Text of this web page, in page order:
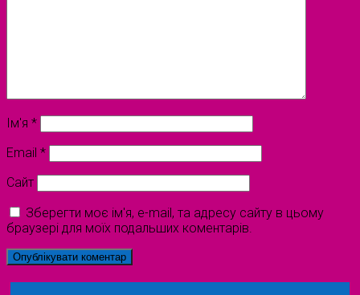
Ім'я *
Email *
Сайт
Зберегти моє ім'я, e-mail, та адресу сайту в цьому
браузері для моїх подальших коментарів.